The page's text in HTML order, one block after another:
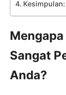
Sangat
Anda?